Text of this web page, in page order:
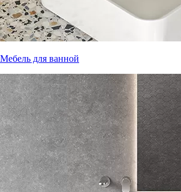
Мебель для ванной